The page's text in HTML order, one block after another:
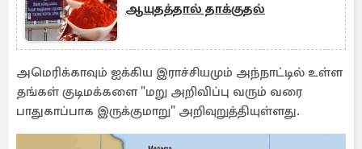
ஆயுதத்தால் தாக்குதல்
அமெரிக்காவும் ஐக்கிய இராச்சியமும் அந்நாட்டில் உள்ள
தங்கள் குடிமக்களை "மறு அறிவிப்பு வரும் வரை
பாதுகாப்பாக இருக்குமாறு" அறிவுறுத்தியுள்ளது.